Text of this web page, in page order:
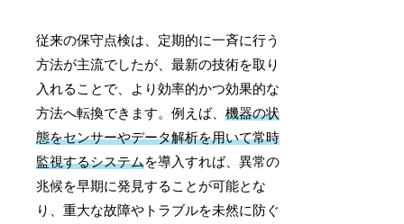
従来の保守点検は、定期的に一斉に行う
方法が主流でしたが、最新の技術を取り
入れることで、より効率的かつ効果的な
方法へ転換できます。例えば、機器の状
態をセンサーやデータ解析を用いて常時
監視するシステムを導入すれば、異常の
兆候を早期に発見することが可能とな
り、重大な故障やトラブルを未然に防ぐ